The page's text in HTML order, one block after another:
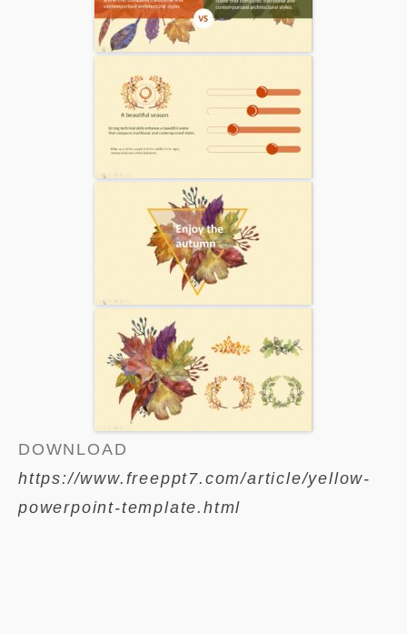
DOWNLOAD
https://www.freeppt7.com/article/yellow-
powerpoint-template.html